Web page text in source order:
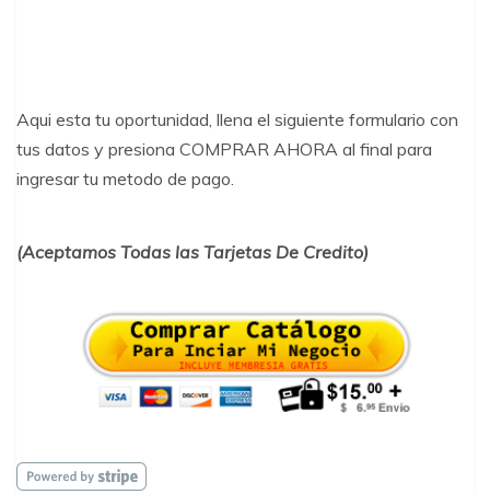
Aqui esta tu oportunidad, llena el siguiente formulario con
tus datos y presiona COMPRAR AHORA al final para
ingresar tu metodo de pago.
(Aceptamos Todas las Tarjetas De Credito)